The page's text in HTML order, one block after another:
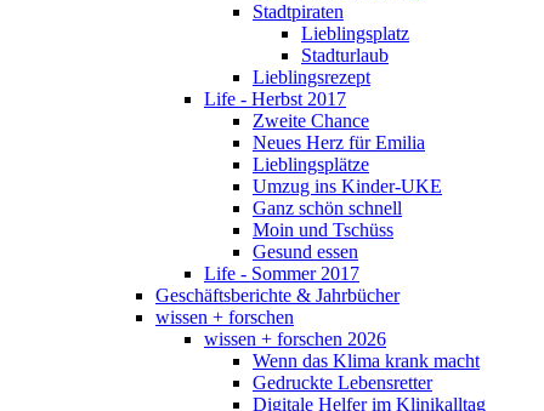
Stadtpiraten
Lieblingsplatz
Stadturlaub
Lieblingsrezept
Life - Herbst 2017
Zweite Chance
Neues Herz für Emilia
Lieblingsplätze
Umzug ins Kinder-UKE
Ganz schön schnell
Moin und Tschüss
Gesund essen
Life - Sommer 2017
Geschäftsberichte & Jahrbücher
wissen + forschen
wissen + forschen 2026
Wenn das Klima krank macht
Gedruckte Lebensretter
Digitale Helfer im Klinikalltag